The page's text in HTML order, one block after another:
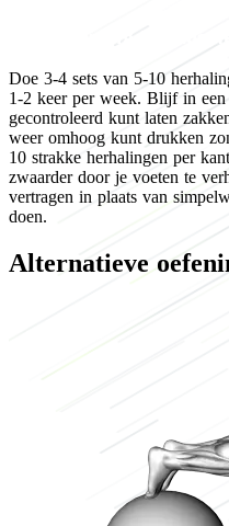
Doe 3-4 sets van 5-10
1-2 keer per week. Blijf in
gecontroleerd kunt laten
weer omhoog kunt drukken
10 strakke herhalingen per
zwaarder door je voeten te
vertragen in plaats van
doen.
Alternatieve